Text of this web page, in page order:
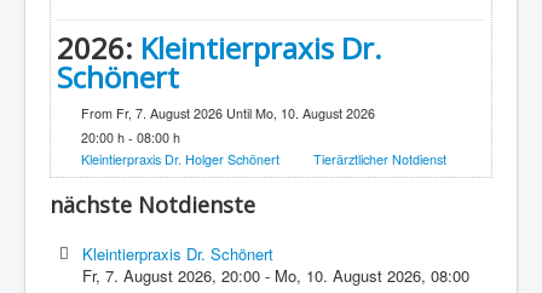
2026: Kleintierpraxis Dr.
Schönert
From Fr, 7. August 2026 Until Mo, 10. August 2026
20:00 h - 08:00 h
Kleintierpraxis Dr. Holger Schönert
Tierärztlicher Notdienst
nächste Notdienste
Kleintierpraxis Dr. Schönert
Fr, 7. August 2026,20:00 - Mo, 10. August 2026,08:00